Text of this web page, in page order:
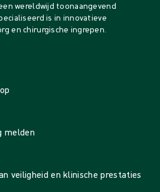
wereldwijd toonaangevend
is in innovatieve
en chirurgische ingrepen.
melden
veiligheid en klinische prestaties